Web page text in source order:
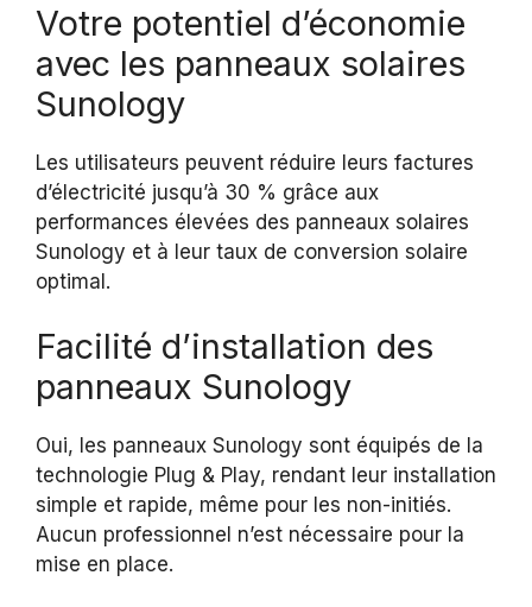
Votre potentiel d’économie
avec les panneaux solaires
Sunology
Les utilisateurs peuvent réduire leurs factures
d’électricité jusqu’à 30 % grâce aux
performances élevées des panneaux solaires
Sunology et à leur taux de conversion solaire
optimal.
Facilité d’installation des
panneaux Sunology
Oui, les panneaux Sunology sont équipés de la
technologie Plug & Play, rendant leur installation
simple et rapide, même pour les non-initiés.
Aucun professionnel n’est nécessaire pour la
mise en place.